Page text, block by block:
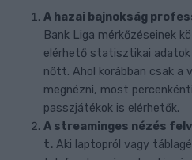
A hazai bajnokság
Bank Liga mérkőzéseinek
elérhető statisztikai adatok
nőtt. Ahol korábban csak
megnézni, most
passzjátékok is elérhetők.
A streaminges nézés
t. Aki laptopról vagy